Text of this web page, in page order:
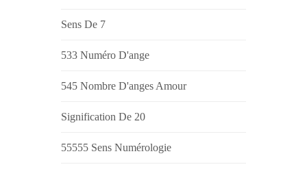
Sens De 7
533 Numéro D'ange
545 Nombre D'anges Amour
Signification De 20
55555 Sens Numérologie